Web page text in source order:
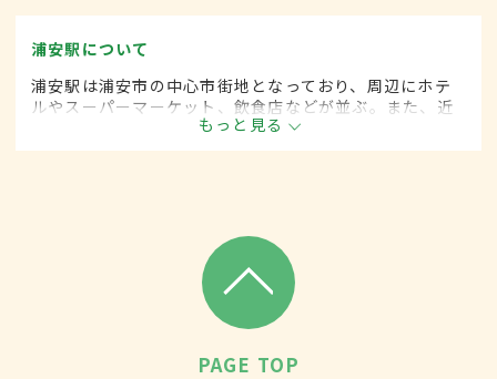
浦安駅について
浦安駅は浦安市の中心市街地となっており、周辺にホテ
ルやスーパーマーケット、飲食店などが並ぶ。また、近
くに人気リゾート施設のある駅としても知られ、直通の
バスが出ている。1日の平均乗降者数は約7万8000人。
もっと見る
PAGE TOP